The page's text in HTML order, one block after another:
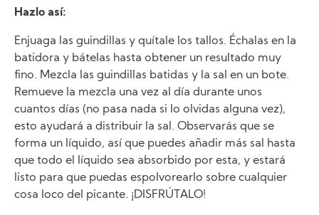
Hazlo así:
Enjuaga las guindillas y quítale los tallos. Échalas en la
batidora y bátelas hasta obtener un resultado muy
fino. Mezcla las guindillas batidas y la sal en un bote.
Remueve la mezcla una vez al día durante unos
cuantos días (no pasa nada si lo olvidas alguna vez),
esto ayudará a distribuir la sal. Observarás que se
forma un líquido, así que puedes añadir más sal hasta
que todo el líquido sea absorbido por esta, y estará
listo para que puedas espolvorearlo sobre cualquier
cosa loco del picante. ¡DISFRÚTALO!